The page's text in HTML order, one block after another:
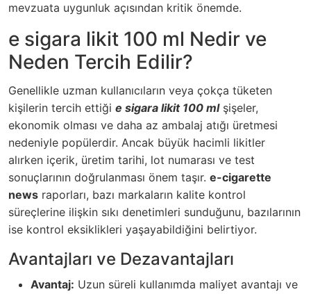
mevzuata uygunluk açısından kritik önemde.
e sigara likit 100 ml Nedir ve
Neden Tercih Edilir?
Genellikle uzman kullanıcıların veya çokça tüketen
kişilerin tercih ettiği e sigara likit 100 mlşişeler,
ekonomik olması ve daha az ambalaj atığı üretmesi
nedeniyle popülerdir. Ancak büyük hacimli likitler
alırken içerik, üretim tarihi, lot numarası ve test
sonuçlarının doğrulanması önem taşır. e-cigarette
news raporları, bazı markaların kalite kontrol
süreçlerine ilişkin sıkı denetimleri sunduğunu, bazılarının
ise kontrol eksiklikleri yaşayabildiğini belirtiyor.
Avantajları ve Dezavantajları
Avantaj: Uzun süreli kullanımda maliyet avantajı ve